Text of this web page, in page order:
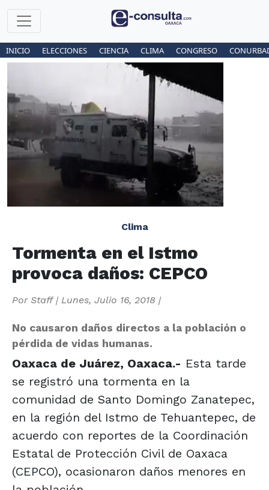
INICIO ELECCIONES CIENCIA CLIMA CONGRESO
Clima
Tormenta en el Istmo
provoca daños: CEPCO
Por Staff| Lunes, Julio 16, 2018 |
No causaron daños directos a la población o
pérdida de vidas humanas.
Oaxaca de Juárez, Oaxaca.- Esta tarde
se registró una tormenta en la
comunidad de Santo Domingo Zanatepec,
en la región del Istmo de Tehuantepec, de
acuerdo con reportes de la Coordinación
Estatal de Protección Civil de Oaxaca
(CEPCO), ocasionaron daños menores en